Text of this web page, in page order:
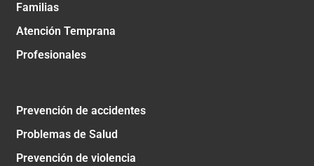
Familias
Atención Temprana
Profesionales
Prevención de accidentes
Problemas de Salud
Prevención de violencia